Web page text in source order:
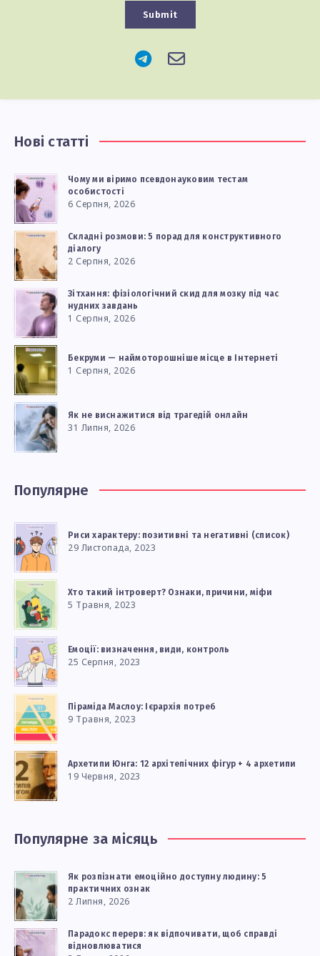
Submit
Нові статті
Чому ми віримо псевдонауковим тестам
особистості
6 Серпня, 2026
Складні розмови: 5 порад для конструктивного
діалогу
2 Серпня, 2026
Зітхання: фізіологічний скид для мозку під час
нудних завдань
1 Серпня, 2026
Бекруми — наймоторошніше місце в Інтернеті
1 Серпня, 2026
Як не виснажитися від трагедій онлайн
31 Липня, 2026
Популярне
Риси характеру: позитивні та негативні (список)
29 Листопада, 2023
Хто такий інтроверт? Ознаки, причини, міфи
5 Травня, 2023
Емоції: визначення, види, контроль
25 Серпня, 2023
Піраміда Маслоу: Ієрархія потреб
9 Травня, 2023
Архетипи Юнга: 12 архітепічних фігур + 4 архетипи
19 Червня, 2023
Популярне за місяць
Як розпізнати емоційно доступну людину: 5
практичних ознак
2 Липня, 2026
Парадокс перерв: як відпочивати, щоб справді
відновлюватися